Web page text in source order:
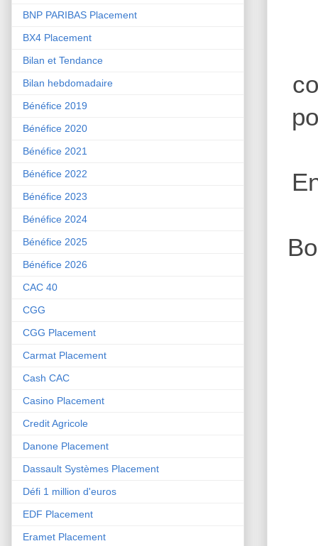
BNP PARIBAS Placement
BX4 Placement
Bilan et Tendance
Bilan hebdomadaire
Bénéfice 2019
Bénéfice 2020
Bénéfice 2021
Bénéfice 2022
Bénéfice 2023
Bénéfice 2024
Bénéfice 2025
Bénéfice 2026
CAC 40
CGG
CGG Placement
Carmat Placement
Cash CAC
Casino Placement
Credit Agricole
Danone Placement
Dassault Systèmes Placement
Défi 1 million d'euros
EDF Placement
Eramet Placement